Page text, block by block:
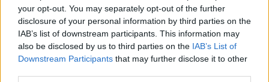
your opt-out. You may separately opt-out of the further
disclosure of your personal information by third parties on the
IAB’s list of downstream participants. This information may
also be disclosed by us to third parties on the IAB’s List of
Downstream Participants that may further disclose it to other
Inter-Lazio: la pagella di Lautaro
"La sua partita inizia con un gol splendido,
fantastico. Protagonista anche in occasione
del gol di Bonny. Spreca anche una buona